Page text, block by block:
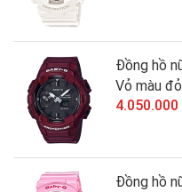
Đồng hồ
Vỏ màu
4.050.000
Đồng hồ